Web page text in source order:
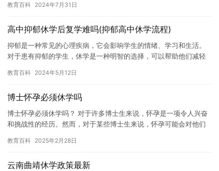
怎么看…
教育百科 2024年7月31日
高中抑郁休学后复学难吗(抑郁高中休学流程)
抑郁是一种常见的心理疾病，它会影响学生的情绪、学习和生活。
对于患有抑郁的学生，休学是一种明智的选择，可以帮助他们减轻
介绍抑…
教育百科 2024年5月12日
博士怀孕必须休学吗
博士怀孕必须休学吗？ 对于许多博士生来说，怀孕是一项令人兴奋
和挑战性的经历。然而，对于某些博士生来说，怀孕可能会对他们
时，他…
教育百科 2025年2月28日
云南曲靖休学政策最新